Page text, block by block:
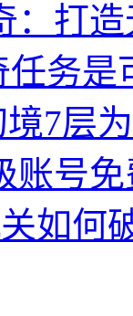
：打
任务是
7层
账号
如何